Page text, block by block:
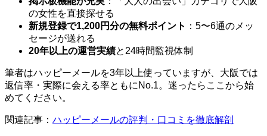
の女性を直接探せる
新規登録で1,200円分の無料ポイント ：5〜6通のメッ
セージが送れる
20年以上の運営実績と24時間監視体制
筆者はハッピーメールを3年以上使っていますが、大阪では
返信率・実際に会える率ともにNo.1。迷ったらここから始
めてください。
関連記事： ハッピーメールの評判・口コミを徹底解剖